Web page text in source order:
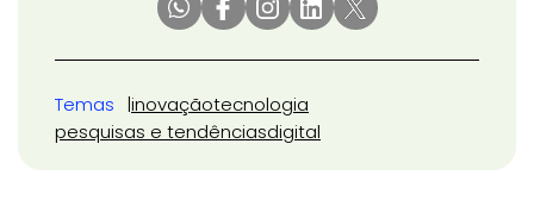
Temas inovaçãotecnologia
pesquisas e tendênciasdigital